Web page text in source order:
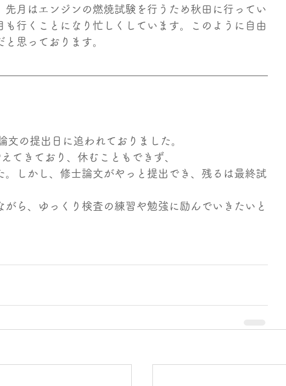
月はエンジンの燃焼試験を行うため秋田に行ってい
も行くことになり忙しくしています。このように自由
思っております。
の提出日に追われておりました。
てきており、休むこともできず、
しかし、修士論文がやっと提出でき、残るは最終試
ら、ゆっくり検査の練習や勉強に励んでいきたいと